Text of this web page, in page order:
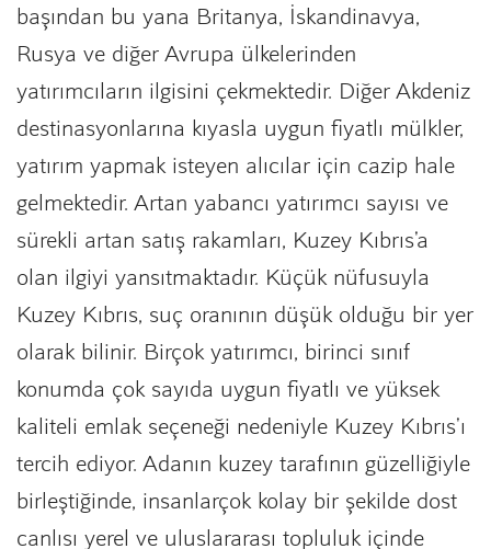
başından bu yana Britanya, İskandinavya,
Rusya ve diğer Avrupa ülkelerinden
yatırımcıların ilgisini çekmektedir. Diğer Akdeniz
destinasyonlarına kıyasla uygun fiyatlı mülkler,
yatırım yapmak isteyen alıcılar için cazip hale
gelmektedir. Artan yabancı yatırımcı sayısı ve
sürekli artan satış rakamları, Kuzey Kıbrıs'a
olan ilgiyi yansıtmaktadır. Küçük nüfusuyla
Kuzey Kıbrıs, suç oranının düşük olduğu bir yer
olarak bilinir. Birçok yatırımcı, birinci sınıf
konumda çok sayıda uygun fiyatlı ve yüksek
kaliteli emlak seçeneği nedeniyle Kuzey Kıbrıs'ı
tercih ediyor. Adanın kuzey tarafının güzelliğiyle
birleştiğinde, insanlarçok kolay bir şekilde dost
canlısı yerel ve uluslararası topluluk içinde